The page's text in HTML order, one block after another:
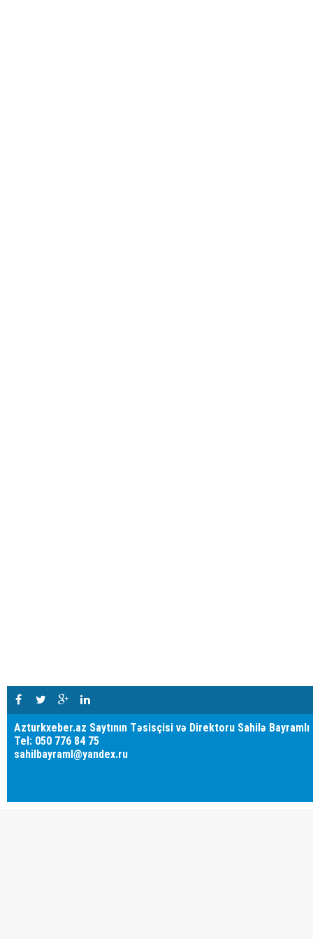
Azturkxeber.az Saytının Təsisçisi və Direktoru Sahilə Bayramlı
Tel: 050 776 84 75
sahilbayraml@yandex.ru